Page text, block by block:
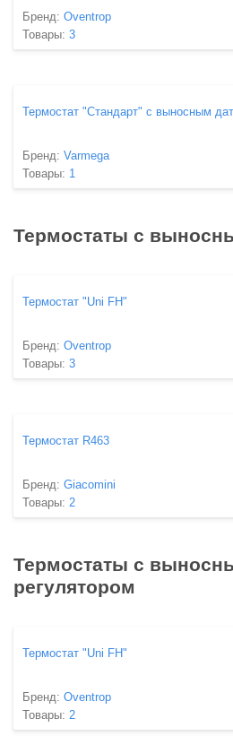
Бренд: Oventrop
Товары: 3
Термостат "Стандарт" с выносным
Бренд: Varmega
Товары: 1
Термостаты с
Термостат "Uni FH"
Бренд: Oventrop
Товары: 3
Термостат R463
Бренд: Giacomini
Товары: 2
Термостаты с
регулятором
Термостат "Uni FH"
Бренд: Oventrop
Товары: 2